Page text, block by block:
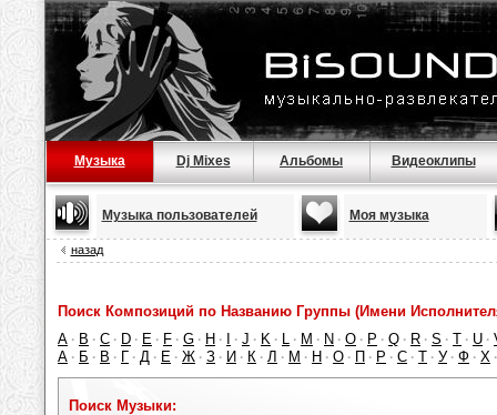
Музыка Dj Mixes Альбомы Видеоклипы
Музыка пользователей Моя музыка
назад
Поиск Композиций по Названию Группы (Имени
A · B · C · D · E · F · G · H · · J · K · L · M · N · O · P · Q · R · S · T · U ·
А · Б · В · Г · Д · Е · Ж · З · И · К · Л · М · Н · О · П · Р · С · Т · У · Ф · Х
Поиск Музыки: